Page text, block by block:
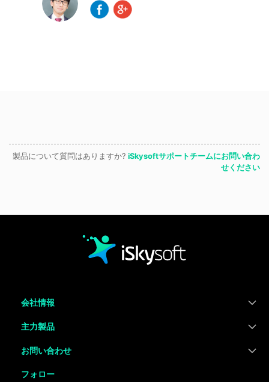
製品について質問はありますか? iSkysoftサポートチームにお問い合わ
せください
会社情報
主力製品
お問い合わせ
フォロー